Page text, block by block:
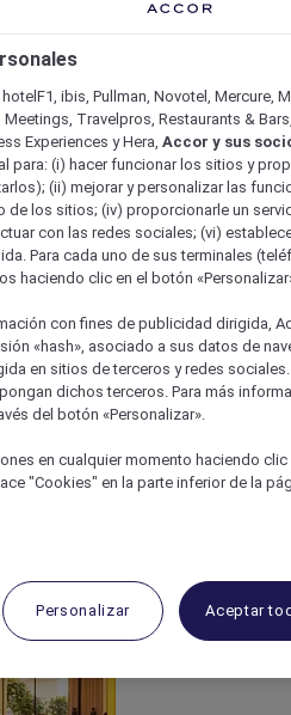
ibis, Pullman, Novotel, Mercure,
Travelpros, Restaurants &
Experiences y Hera, Accor y sus
para: (i) hacer funcionar los sitios y
(ii) mejorar y personalizar las
de los sitios; (iv) proporcionarle un
con las redes sociales; (vi)
Para cada uno de sus terminales
haciendo clic en el botón
con fines de publicidad dirigida,
«hash», asociado a sus datos de
en sitios de terceros y redes
dichos terceros. Para más
del botón «Personalizar».
en cualquier momento haciendo clic
"Cookies" en la parte inferior de la
Personalizar Aceptar